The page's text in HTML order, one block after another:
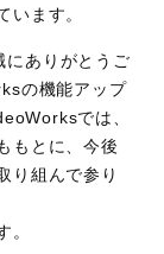
います。
ありがとうご
の機能アップ
では、
もとに、今後
り組んで参り
。